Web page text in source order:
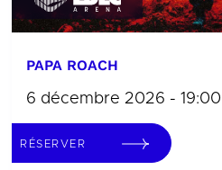
PAPA ROACH
6 décembre 2026 - 19:00
RÉSERVER